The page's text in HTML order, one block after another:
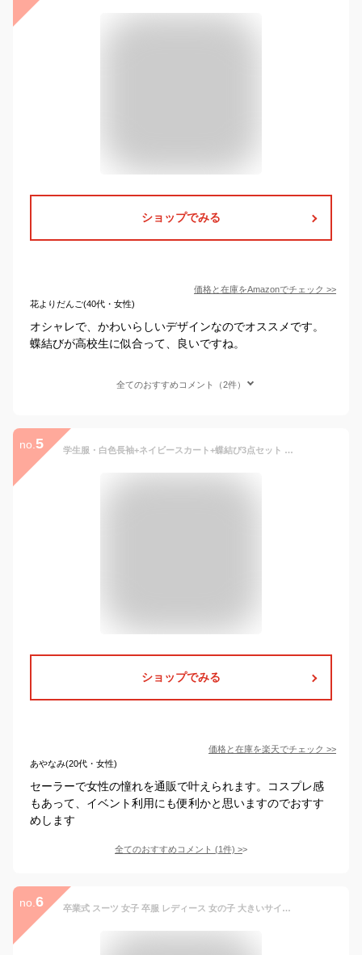
ショップでみる
価格と在庫をAmazonでチェック >>
花よりだんご(40代・女性)
オシャレで、かわいらしいデザインなのでオススメです。
蝶結びが高校生に似合って、良いですね。
全てのおすすめコメント（2件）
no. 5 学生服・白色長袖+ネイビースカート+蝶結び3点セット 上下セット セーラー服 女子制服 JK制服 コスプレ 高校生 コスプレ可愛い レディース 衣装 JK服 学園祭 大人 セクシー コスチューム衣装
ショップでみる
価格と在庫を楽天でチェック >>
あやなみ(20代・女性)
セーラーで女性の憧れを通販で叶えられます。コスプレ感
もあって、イベント利用にも便利かと思いますのでおすす
めします
全てのおすすめコメント (1件) >
no. 6 卒業式 スーツ 女子 卒服 レディース 女の子 大きいサイズ フォーマルスーツ ピアノ発表会 スーツ ブレザー ゆったりサイズ 2/4点セット 高校生 韓国卒業式 スーツ ネクタイ ジャケット ブラウス スカート S M L 送料無料 韓国 制服